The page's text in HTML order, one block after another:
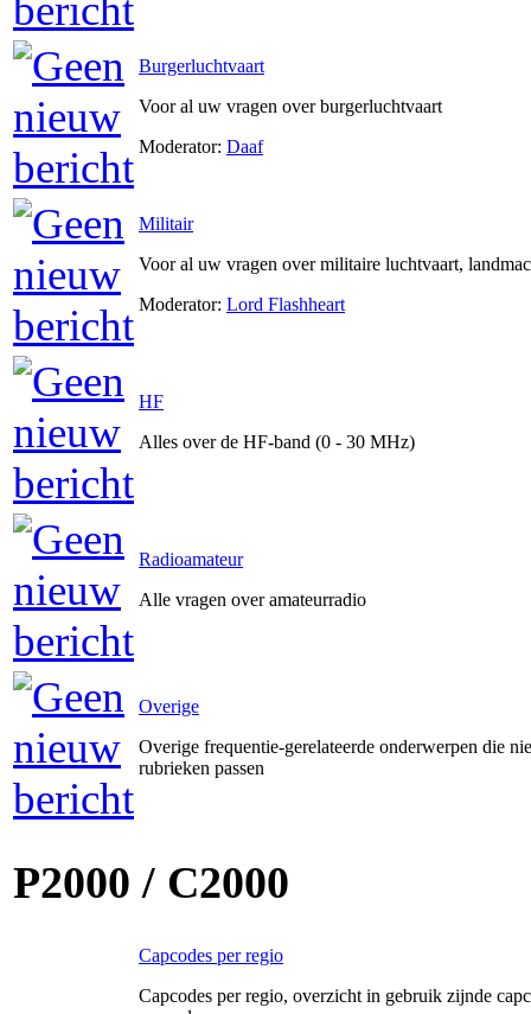
Burgerluchtvaart
Voor al uw vragen over burgerluchtvaart
Moderator: Daaf
Militair
Voor al uw vragen over militaire luchtvaart,
Moderator: Lord Flashheart
HF
Alles over de HF-band (0 - 30 MHz)
Radioamateur
Alle vragen over amateurradio
Overige
Overige frequentie-gerelateerde onderwerpen die
rubrieken passen
P2000 / C2000
Capcodes per regio
Capcodes per regio, overzicht in gebruik zijnde